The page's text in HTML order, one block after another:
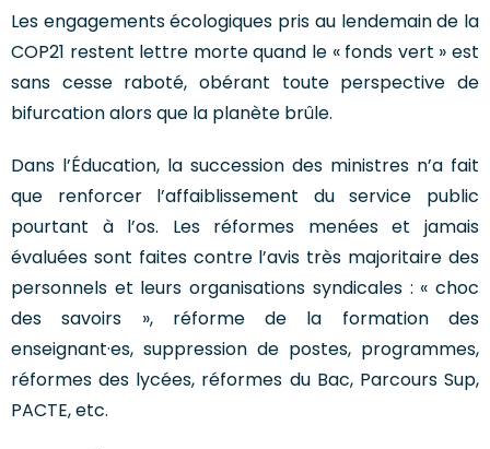
Les engagements écologiques pris au lendemain de la
COP21 restent lettre morte quand le « fonds vert » est
sans cesse raboté, obérant toute perspective de
bifurcation alors que la planète brûle.
Dans l’Éducation, la succession des ministres n’a fait
que renforcer l’affaiblissement du service public
pourtant à l’os. Les réformes menées et jamais
évaluées sont faites contre l’avis très majoritaire des
personnels et leurs organisations syndicales : « choc
des savoirs », réforme de la formation des
enseignant·es, suppression de postes, programmes,
réformes des lycées, réformes du Bac, Parcours Sup,
PACTE, etc.